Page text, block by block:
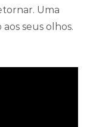
Uma
seus olhos.